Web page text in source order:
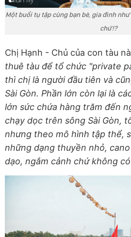
Một buổi tụ tập cùng bạn bè, gia đình
chứ!?
Chị Hạnh - Chủ của con tàu
thuê tàu để tổ chức "private
thì chị là người đầu tiên và
Sài Gòn. Phần lớn còn lại là
lớn sức chứa hàng trăm đến
chạy dọc trên sông Sài Gòn,
nhưng theo mô hình tập thể,
những dạng thuyền nhỏ,
dạo, ngắm cảnh chứ không